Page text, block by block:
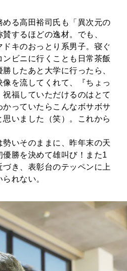
める高田裕司氏も「異次元の
するほどの逸材。でも、
キのおっとり系男子。寝ぐ
ビニに行くことも日常茶飯
したあと大学に行ったら、
を流してくれて、『ちょっ
福していただけるのはとて
かっていたらこんなボサボサ
いました（笑）。これから
いそのままに、昨年末の天
勝を決めて雄叫び！また1
き、表彰台のテッペンに上
れない。